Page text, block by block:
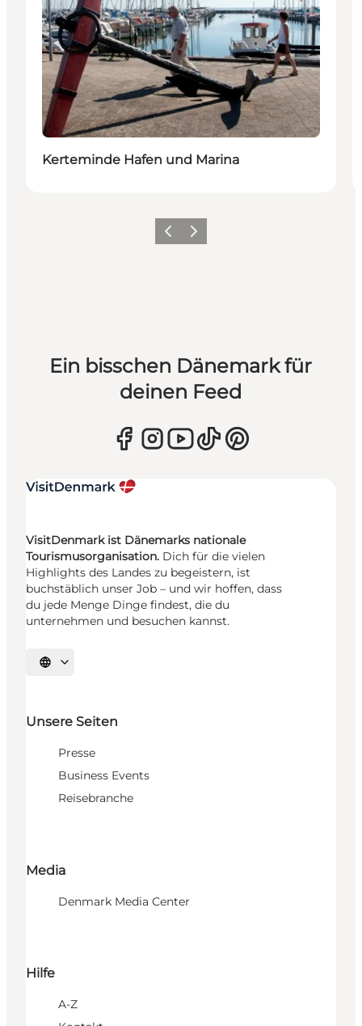
Kerteminde Hafen und Marina
ZurückWeiter
Ein bisschen Dänemark für
deinen Feed
VisitDenmark ist Dänemarks nationale
Tourismusorganisation. Dich für die vielen
Highlights des Landes zu begeistern, ist
buchstäblich unser Job – und wir hoffen, dass
du jede Menge Dinge findest, die du
unternehmen und besuchen kannst.
Sprache auswählen
Unsere Seiten
Presse
Business Events
Reisebranche
Media
Denmark Media Center
Hilfe
A-Z